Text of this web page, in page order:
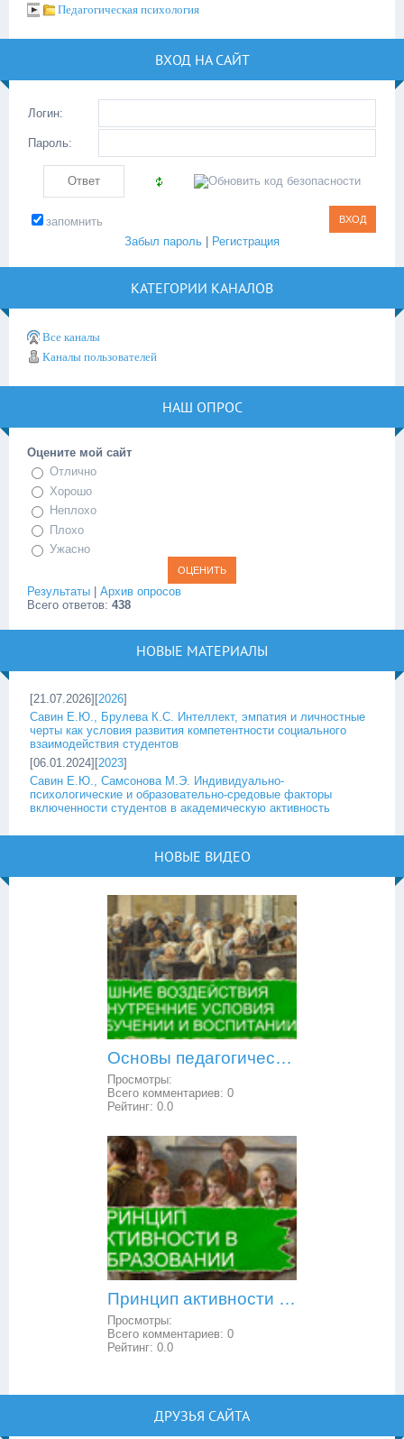
Педагогическая психология
ВХОД НА САЙТ
Логин:
Пароль:
запомнить
Забыл пароль
Регистрация
КАТЕГОРИИ КАНАЛОВ
Все каналы
Каналы пользователей
НАШ ОПРОС
Оцените мой сайт
Отлично
Хорошо
Неплохо
Плохо
Ужасно
Результаты
Архив опросов
Всего ответов: 438
НОВЫЕ МАТЕРИАЛЫ
[21.07.2026][2026]
Савин Е.Ю., Брулева К.С. Интеллект, эмпатия и личностные
черты как условия развития компетентности социального
взаимодействия студентов
[06.01.2024][2023]
Савин Е.Ю., Самсонова М.Э. Индивидуально-
психологические и образовательно-средовые факторы
включенности студентов в академическую активность
НОВЫЕ ВИДЕО
Основы педагогической психологии: внешние воздействия и внутренние условия в обучении и воспитании
Просмотры:
Всего комментариев: 0
Рейтинг: 0.0
Принцип активности в образовании
Просмотры:
Всего комментариев: 0
Рейтинг: 0.0
ДРУЗЬЯ САЙТА